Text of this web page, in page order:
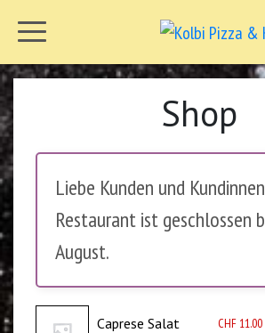
Shop
Liebe Kunden und
Restaurant ist geschlossen
August.
Caprese Salat CHF 11.00